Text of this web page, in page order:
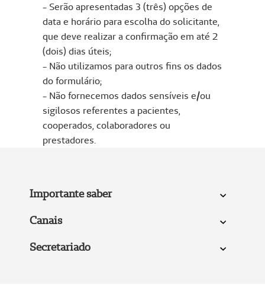
- Serão apresentadas 3 (três) opções de
data e horário para escolha do solicitante,
que deve realizar a confirmação em até 2
(dois) dias úteis;
- Não utilizamos para outros fins os dados
do formulário;
- Não fornecemos dados sensíveis e/ou
sigilosos referentes a pacientes,
cooperados, colaboradores ou
prestadores.
Importante saber
Canais
Secretariado